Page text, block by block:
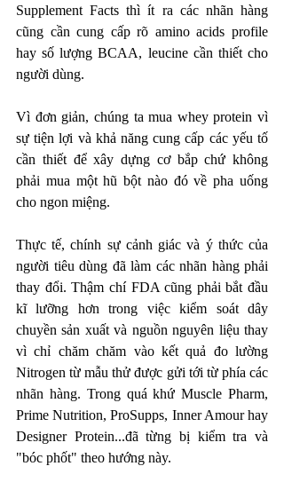
Supplement Facts thì ít ra các nhãn hàng
cũng cần cung cấp rõ amino acids profile
hay số lượng BCAA, leucine cần thiết cho
người dùng.
Vì đơn giản, chúng ta mua whey protein vì
sự tiện lợi và khả năng cung cấp các yếu tố
cần thiết để xây dựng cơ bắp chứ không
phải mua một hũ bột nào đó về pha uống
cho ngon miệng.
Thực tế, chính sự cảnh giác và ý thức của
người tiêu dùng đã làm các nhãn hàng phải
thay đổi. Thậm chí FDA cũng phải bắt đầu
kĩ lưỡng hơn trong việc kiểm soát dây
chuyền sản xuất và nguồn nguyên liệu thay
vì chỉ chăm chăm vào kết quả đo lường
Nitrogen từ mẫu thử được gửi tới từ phía các
nhãn hàng. Trong quá khứ Muscle Pharm,
Prime Nutrition, ProSupps, Inner Amour hay
Designer Protein...đã từng bị kiểm tra và
"bóc phốt" theo hướng này.